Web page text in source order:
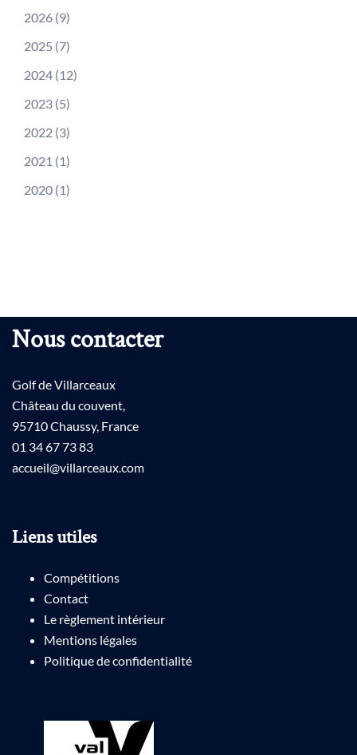
2026 (9)
2025 (7)
2024 (12)
2023 (5)
2022 (3)
2021 (1)
2020 (1)
Nous contacter
Golf de Villarceaux
Château du couvent,
95710 Chaussy, France
01 34 67 73 83
accueil@villarceaux.com
Liens utiles
Compétitions
Contact
Le règlement intérieur
Mentions légales
Politique de confidentialité